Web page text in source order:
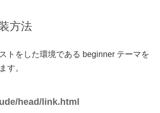
方法
トをした環境である beginner テーマを
す。
head/link.html